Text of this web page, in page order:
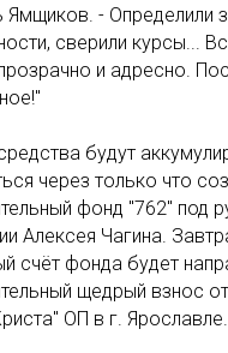
Ямщиков. - Определили
сверили курсы...
и адресно.
будут
через только что
фонд "762" под
Алексея Чагина.
счёт фонда будет
щедрый взнос
ОП в г.